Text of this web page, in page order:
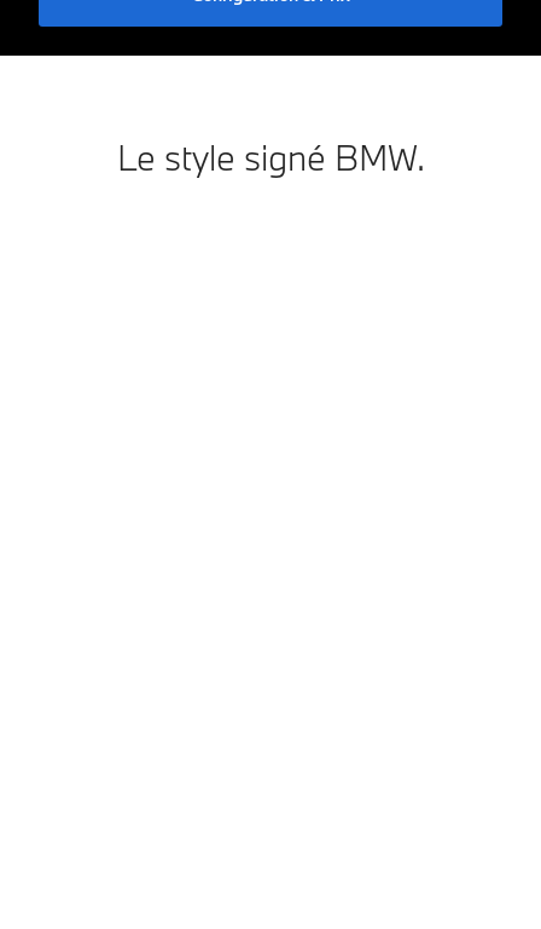
Le style signé BMW.